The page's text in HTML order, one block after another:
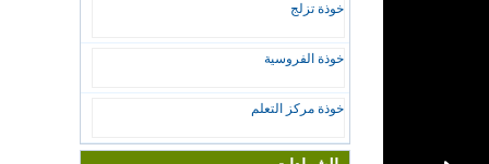
خوذة تزلج
خوذة الفروسية
خوذة مركز التعلم